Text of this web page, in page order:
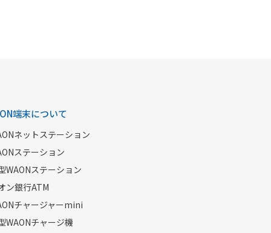
端末について
ネットステーション
ステーション
WAONステーション
ン銀行ATM
チャージャーmini
WAONチャージ機